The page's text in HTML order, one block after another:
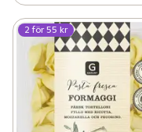
2 för 55 kr